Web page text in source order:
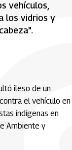
vehículos,
los vidrios y
ileso de un
el vehículo en
indígenas en
Ambiente y